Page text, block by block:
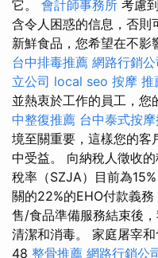
它。 會計師事務所 考慮
含令人困惑的信息，否則
新鮮食品，您希望在不影
台中排毒推薦 網路行銷公
立公司 local seo 按摩 推
並熱衷於工作的員工，您
中整復推薦 台中泰式按
境至關重要，這樣您的客
中受益。 向納稅人徵收的
稅率（SZJA）目前為
關的22%的EHO付款義
售/食品準備服務結束後
清潔和消毒。 家庭屠宰
48 整骨推薦 網路行銷公